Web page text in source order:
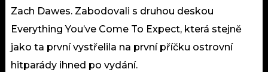
Zach Dawes. Zabodovali s druhou deskou
Everything You’ve Come To Expect, která stejně
jako ta první vystřelila na první příčku ostrovní
hitparády ihned po vydání.